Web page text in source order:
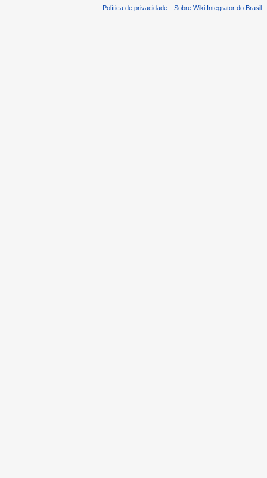
Política de privacidade Sobre Wiki Integrator do Brasil